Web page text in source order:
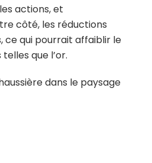
actions, et
côté, les réductions
ce qui pourrait affaiblir le
que l’or.
dans le paysage